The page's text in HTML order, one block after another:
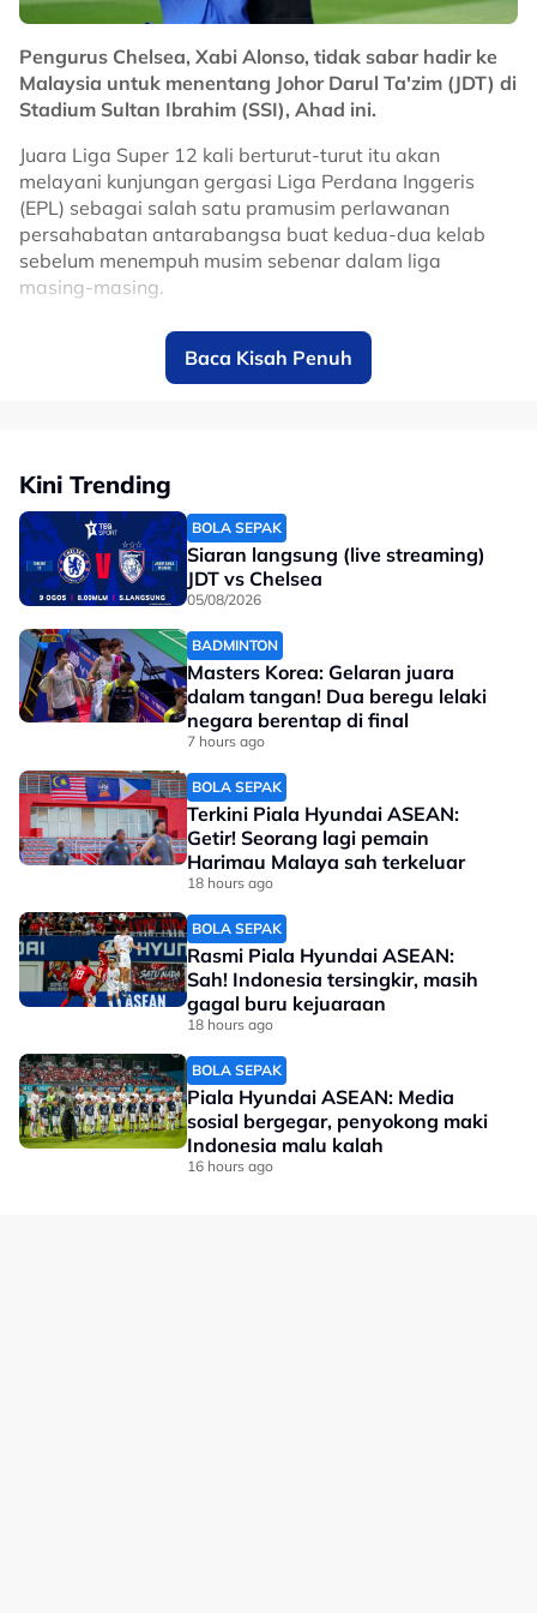
No node context available.
Related Topics
#bola sepak
Pengurus Chelsea, Xabi Alonso, tidak sabar hadir ke
Malaysia untuk menentang Johor Darul Ta'zim (JDT) di
Stadium Sultan Ibrahim (SSI), Ahad ini.
Juara Liga Super 12 kali berturut-turut itu akan
melayani kunjungan gergasi Liga Perdana Inggeris
(EPL) sebagai salah satu pramusim perlawanan
persahabatan antarabangsa buat kedua-dua kelab
sebelum menempuh musim sebenar dalam liga
masing-masing.
Bekas bintang Liverpool itu teruja untuk melihat
keupayaan anak buahnya menentang Harimau Selatan
di hadapan peminat tempatan.
mempunyai hubungan baik dengan Ketua Pegawai
Eksekutif (CEO), JDT, Luis Garcia.
Tonton penuh:
Baca Kisah Penuh
Kini Trending
BOLA SEPAK
Siaran langsung (live streaming)
JDT vs Chelsea
05/08/2026
BADMINTON
Masters Korea: Gelaran juara
dalam tangan! Dua beregu lelaki
negara berentap di final
7 hours ago
BOLA SEPAK
Terkini Piala Hyundai ASEAN:
Getir! Seorang lagi pemain
Harimau Malaya sah terkeluar
18 hours ago
BOLA SEPAK
Rasmi Piala Hyundai ASEAN:
Sah! Indonesia tersingkir, masih
gagal buru kejuaraan
18 hours ago
BOLA SEPAK
Piala Hyundai ASEAN: Media
sosial bergegar, penyokong maki
Indonesia malu kalah
16 hours ago